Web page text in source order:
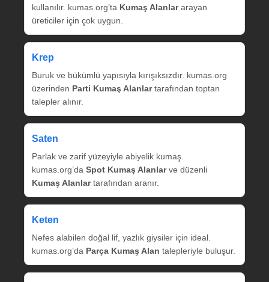
kullanılır. kumas.org’ta Kumaş Alanlararayan
üreticiler için çok uygun.
Krep
Buruk ve bükümlü yapısıyla kırışıksızdır. kumas.org
üzerinden Parti Kumaş Alanlartarafından toptan
talepler alınır.
Saten
Parlak ve zarif yüzeyiyle abiyelik kumaş.
kumas.org’da Spot Kumaş Alanlarve düzenli
Kumaş Alanlartarafından aranır.
Keten
Nefes alabilen doğal lif, yazlık giysiler için ideal.
kumas.org’da Parça Kumaş Alan talepleriyle buluşur.